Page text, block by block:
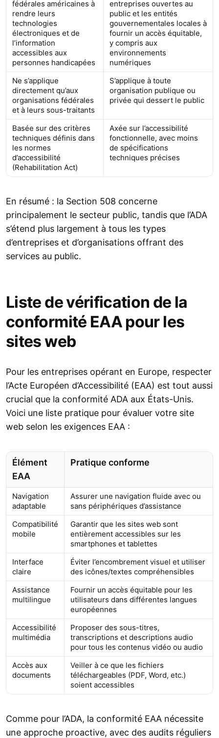
fédérales américaines à
rendre leurs
technologies
électroniques et de
l’information
accessibles aux
personnes handicapées
entreprises ouvertes au
public et les entités
gouvernementales locales à
fournir un accès équitable,
y compris aux
environnements
numériques
Ne s’applique
directement qu’aux
organisations fédérales
et à leurs sous-traitants
S’applique à toute
organisation publique ou
privée qui dessert le public
Basée sur des critères
techniques définis dans
les normes
d’accessibilité
(Rehabilitation Act)
Axée sur l’accessibilité
fonctionnelle, avec moins
de spécifications
techniques précises
En résumé : la Section 508 concerne
principalement le secteur public, tandis que l’ADA
s’étend plus largement à tous les types
d’entreprises et d’organisations offrant des
services au public.
Liste de vérification de la
conformité EAA pour les
sites web
Pour les entreprises opérant en Europe, respecter
l’Acte Européen d’Accessibilité (EAA) est tout aussi
crucial que la conformité ADA aux États-Unis.
Voici une liste pratique pour évaluer votre site
web selon les exigences EAA :
Élément
EAA
Pratique conforme
Navigation
adaptable
Assurer une navigation fluide avec ou
sans périphériques d’assistance
Compatibilité
mobile
Garantir que les sites web sont
entièrement accessibles sur les
smartphones et tablettes
Interface
claire
Éviter l’encombrement visuel et utiliser
des icônes/textes compréhensibles
Assistance
multilingue
Fournir un accès équitable pour les
utilisateurs dans différentes langues
européennes
Accessibilité
multimédia
Proposer des sous-titres,
transcriptions et descriptions audio
pour tous les contenus vidéo ou audio
Accès aux
documents
Veiller à ce que les fichiers
téléchargeables (PDF, Word, etc.)
soient accessibles
Comme pour l’ADA, la conformité EAA nécessite
une approche proactive, avec des audits réguliers